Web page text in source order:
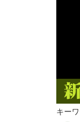
キー